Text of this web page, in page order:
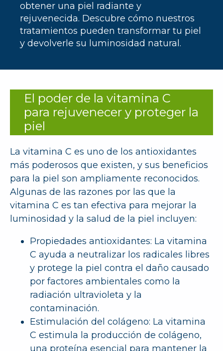
obtener una piel radiante y
rejuvenecida. Descubre cómo nuestros
tratamientos pueden transformar tu piel
y devolverle su luminosidad natural.
El poder de la vitamina C
para rejuvenecer y proteger la
piel
La vitamina C es uno de los antioxidantes
más poderosos que existen, y sus beneficios
para la piel son ampliamente reconocidos.
Algunas de las razones por las que la
vitamina C es tan efectiva para mejorar la
luminosidad y la salud de la piel incluyen:
Propiedades antioxidantes: La vitamina
C ayuda a neutralizar los radicales libres
y protege la piel contra el daño causado
por factores ambientales como la
radiación ultravioleta y la
contaminación.
Estimulación del colágeno: La vitamina
C estimula la producción de colágeno,
una proteína esencial para mantener la